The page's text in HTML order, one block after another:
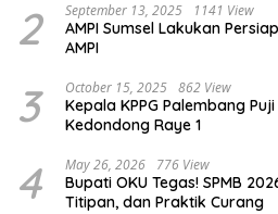
2 September 13, 2025 1141 View
AMPI Sumsel Lakukan
AMPI
3 October 15, 2025 862 View
Kepala KPPG Palembang
Kedondong Raye 1
4 May 26, 2026 776 View
Bupati OKU Tegas! SPMB
Titipan, dan Praktik Curang